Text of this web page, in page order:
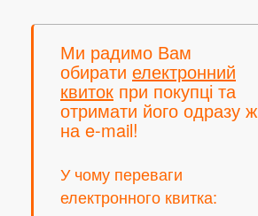
Ми радимо Вам
обирати електронний
квиток при покупці та
отримати його одразу ж
на e-mail!
У чому переваги
електронного квитка: